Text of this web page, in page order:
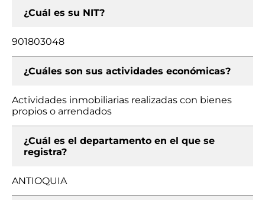
¿Cuál es su NIT?
901803048
¿Cuáles son sus actividades económicas?
Actividades inmobiliarias realizadas con bienes
propios o arrendados
¿Cuál es el departamento en el que se
registra?
ANTIOQUIA